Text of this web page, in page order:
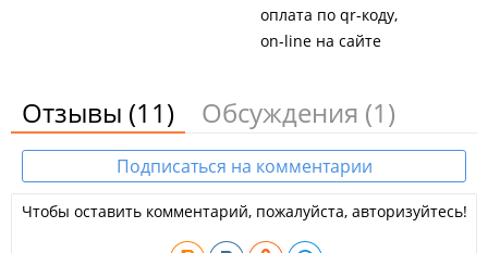
оплата по qr-коду
on-line на сайте
Отзывы (11) Обсуждения (1)
Подписаться на комментарии
Чтобы оставить комментарий, пожалуйста, авторизуйтесь!